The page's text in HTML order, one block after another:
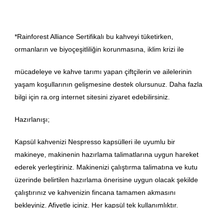
*Rainforest Alliance Sertifikalı bu kahveyi tüketirken,
ormanların ve biyoçeşitliliğin korunmasına, iklim krizi ile
mücadeleye ve kahve tarımı yapan çiftçilerin ve ailelerinin
yaşam koşullarının gelişmesine destek olursunuz. Daha fazla
bilgi için ra.org internet sitesini ziyaret edebilirsiniz.
Hazırlanışı;
Kapsül kahvenizi Nespresso kapsülleri ile uyumlu bir
makineye, makinenin hazırlama talimatlarına uygun hareket
ederek yerleştiriniz. Makinenizi çalıştırma talimatına ve kutu
üzerinde belirtilen hazırlama önerisine uygun olacak şekilde
çalıştırınız ve kahvenizin fincana tamamen akmasını
bekleyiniz. Afiyetle içiniz. Her kapsül tek kullanımlıktır.